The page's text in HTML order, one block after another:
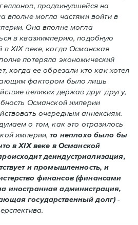
продвинувшейся на
вполне могла частями войти в
Она вполне могла
в квазиимперию, подобную
в XIX веке, когда Османская
потеряла экономический
когда ее обрезали кто как хотел
фактором было лишь
великих держав друг другу,
Османской империи
очередным аннексиям.
о том, как это отразилось
империи,то неплохо было бы
в XIX веке в Османской
деиндустриализация,
и промышленность, и
финансов (финансами
иностранная администрация,
государственный долг)-